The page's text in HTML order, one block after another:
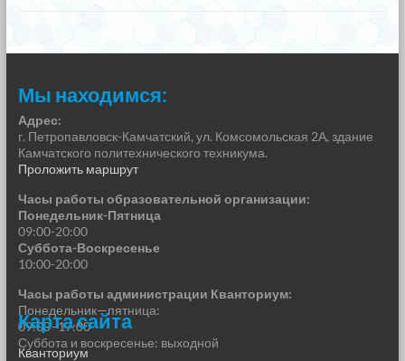
Мы находимся:
Адрес:
г. Петропавловск-Камчатский, ул. Комсомольская 2А, здание
Камчатского политехнического техникума.
Проложить маршрут
Часы работы образовательной организации:
Понедельник-Пятница
09:00-20:00
Суббота-Воскресенье
10:00-20:00
Часы работы администрации Кванториум:
Понедельник—пятница:
09:00–17:00
Суббота и воскресенье: выходной
Карта сайта
Кванториум